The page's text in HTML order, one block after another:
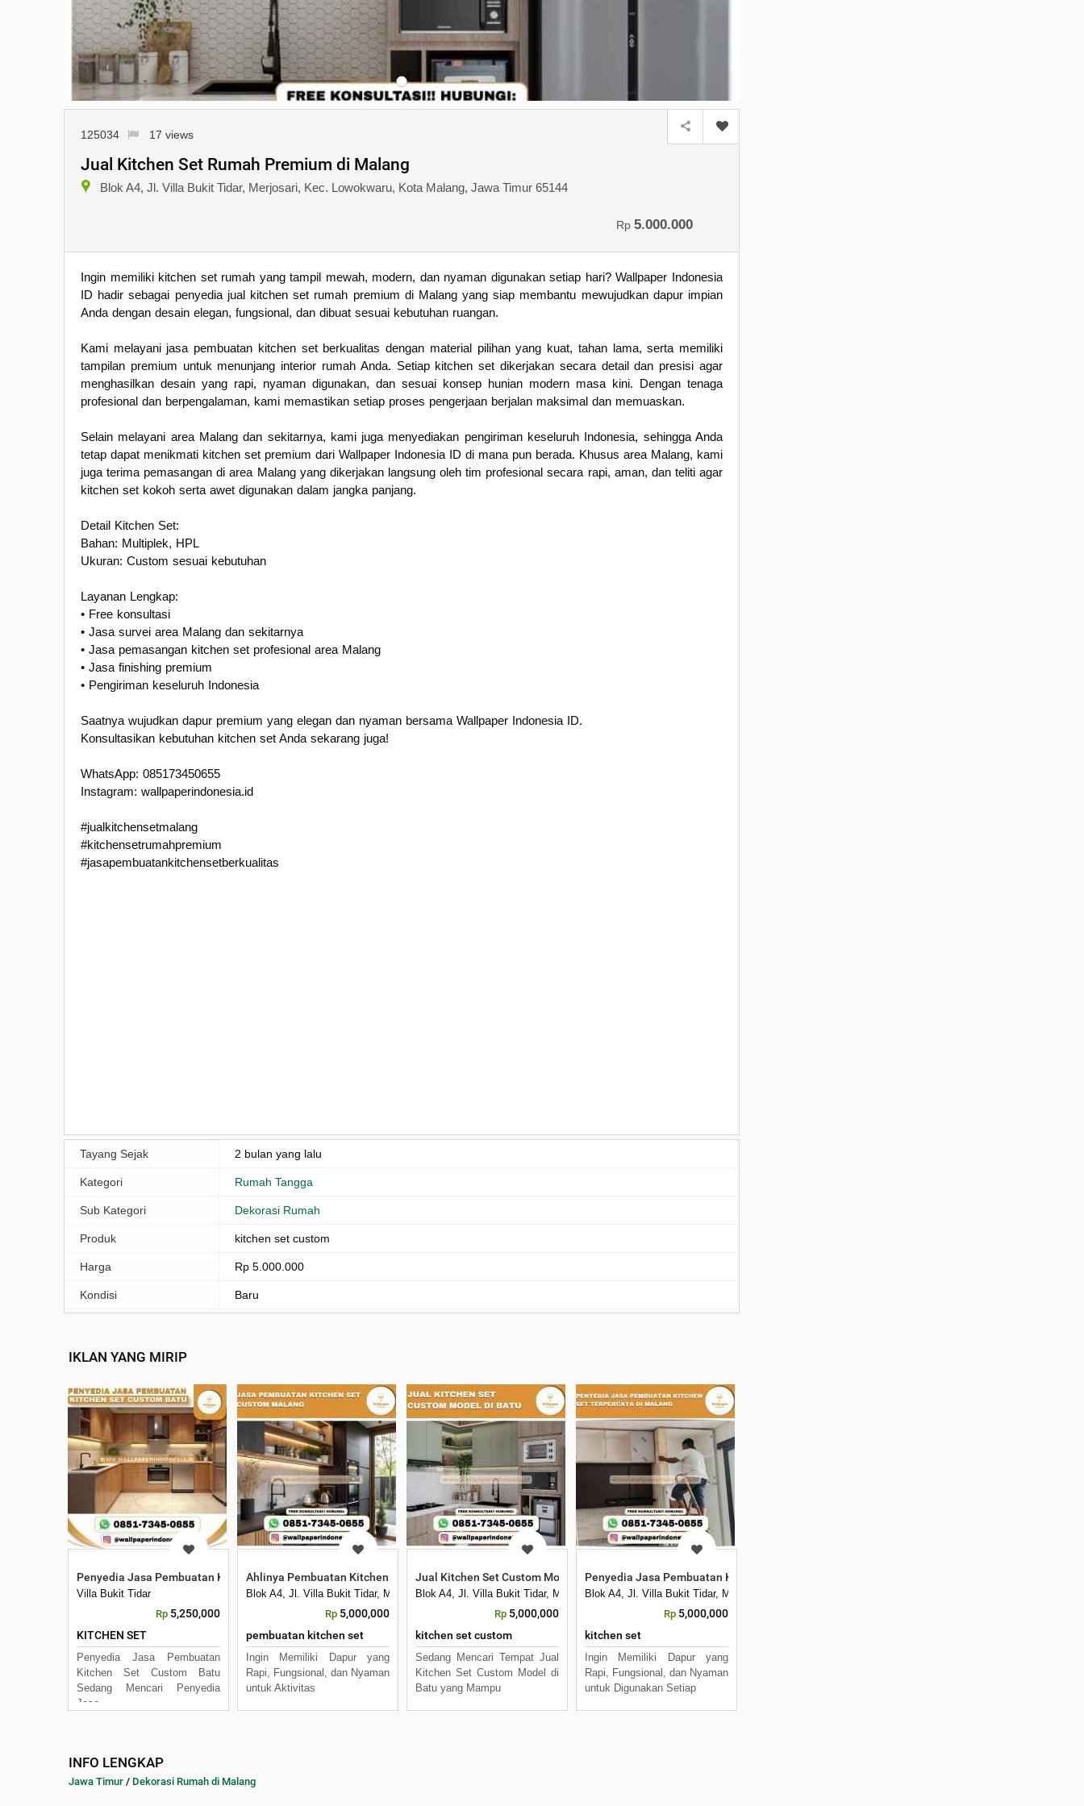
125034 17 views
Jual Kitchen Set Rumah Premium di Malang
Blok A4, Jl. Villa Bukit Tidar, Merjosari, Kec. Lowokwaru, Kota Malang, Jawa Timur 65144
Rp 5.000.000
Ingin memiliki kitchen set rumah yang tampil mewah, modern, dan nyaman digunakan setiap hari? Wallpaper Indonesia
ID hadir sebagai penyedia jual kitchen set rumah premium di Malang yang siap membantu mewujudkan dapur impian
Anda dengan desain elegan, fungsional, dan dibuat sesuai kebutuhan ruangan.
Kami melayani jasa pembuatan kitchen set berkualitas dengan material pilihan yang kuat, tahan lama, serta memiliki
tampilan premium untuk menunjang interior rumah Anda. Setiap kitchen set dikerjakan secara detail dan presisi agar
menghasilkan desain yang rapi, nyaman digunakan, dan sesuai konsep hunian modern masa kini. Dengan tenaga
profesional dan berpengalaman, kami memastikan setiap proses pengerjaan berjalan maksimal dan memuaskan.
Selain melayani area Malang dan sekitarnya, kami juga menyediakan pengiriman keseluruh Indonesia, sehingga Anda
tetap dapat menikmati kitchen set premium dari Wallpaper Indonesia ID di mana pun berada. Khusus area Malang, kami
juga terima pemasangan di area Malang yang dikerjakan langsung oleh tim profesional secara rapi, aman, dan teliti agar
kitchen set kokoh serta awet digunakan dalam jangka panjang.
Detail Kitchen Set:
Bahan: Multiplek, HPL
Ukuran: Custom sesuai kebutuhan
Layanan Lengkap:
• Free konsultasi
• Jasa survei area Malang dan sekitarnya
• Jasa pemasangan kitchen set profesional area Malang
• Jasa finishing premium
• Pengiriman keseluruh Indonesia
Saatnya wujudkan dapur premium yang elegan dan nyaman bersama Wallpaper Indonesia ID.
Konsultasikan kebutuhan kitchen set Anda sekarang juga!
WhatsApp: 085173450655
Instagram: wallpaperindonesia.id
#jualkitchensetmalang
#kitchensetrumahpremium
#jasapembuatankitchensetberkualitas
Tayang Sejak 2 bulan yang lalu
Kategori Rumah Tangga
Sub Kategori Dekorasi Rumah
Produk kitchen set custom
Harga Rp 5.000.000
Kondisi Baru
IKLAN YANG MIRIP
Penyedia Jasa Pembuatan Kitchen Set Custom Batu
Villa Bukit Tidar
Rp 5,250,000
KITCHEN SET
Penyedia Jasa Pembuatan
Kitchen Set Custom Batu
Sedang Mencari Penyedia
Jasa
Ahlinya Pembuatan Kitchen Set Custom Berkualitas
Blok A4, Jl. Villa Bukit Tidar, Merjosari, Kec. Lowokwaru, Kota Malang, Jawa Timur 65144
Rp 5,000,000
pembuatan kitchen set
Ingin Memiliki Dapur yang
Rapi, Fungsional, dan Nyaman
untuk Aktivitas
Jual Kitchen Set Custom Model di Batu
Blok A4, Jl. Villa Bukit Tidar, Merjosari, Kec. Lowokwaru, Kota Malang, Jawa Timur 65144
Rp 5,000,000
kitchen set custom
Sedang Mencari Tempat Jual
Kitchen Set Custom Model di
Batu yang Mampu
Penyedia Jasa Pembuatan Kitchen Set Terpercaya di Malang
Blok A4, Jl. Villa Bukit Tidar, Merjosari, Kec. Lowokwaru, Kota Malang, Jawa Timur 65144
Rp 5,000,000
kitchen set
Ingin Memiliki Dapur yang
Rapi, Fungsional, dan Nyaman
untuk Digunakan Setiap
INFO LENGKAP
Jawa Timur / Dekorasi Rumah di Malang